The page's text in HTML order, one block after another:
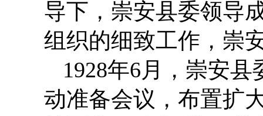
导下，崇安县委领导
组织的细致工作，崇
1928年6月，崇安
动准备会议，布置扩